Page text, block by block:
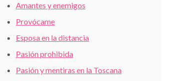
Amantes y enemigos
Provócame
Esposa en la distancia
Pasión prohibida
Pasión y mentiras en la Toscana